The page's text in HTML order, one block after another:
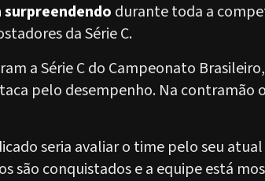
surpreendendo durante toda a
da Série C.
a Série C do Campeonato
pelo desempenho. Na contramão
seria avaliar o time pelo seu
são conquistados e a equipe está